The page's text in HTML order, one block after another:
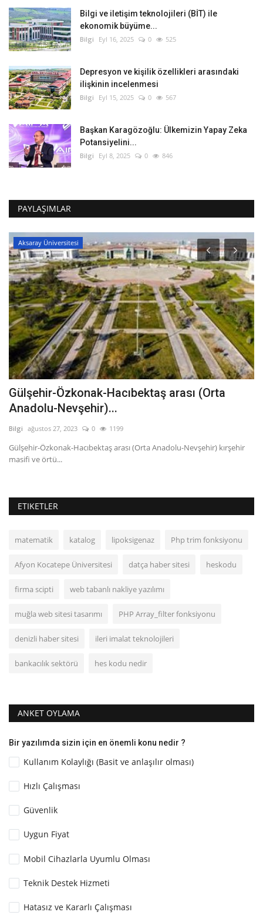
Bilgi ve iletişim teknolojileri (BİT) ile
ekonomik büyüme...
Bilgi Eyl 16, 2025 0 525
Depresyon ve kişilik özellikleri arasındaki
ilişkinin incelenmesi
Bilgi Eyl 15, 2025 0 567
Başkan Karagözoğlu: Ülkemizin Yapay Zeka
Potansiyelini...
Bilgi Eyl 8, 2025 0 846
PAYLAŞIMLAR
Aksaray Üniversitesi
Gülşehir-Özkonak-Hacıbektaş arası (Orta
Anadolu-Nevşehir)...
Bilgi ağustos 27, 2023 0 1199
Gülşehir-Özkonak-Hacıbektaş arası (Orta Anadolu-Nevşehir) kırşehir
masifi ve örtü...
ETIKETLER
matematik katalog lipoksigenaz Php trim fonksiyonu
Afyon Kocatepe Üniversitesi datça haber sitesi heskodu
firma scipti web tabanlı nakliye yazılımı
muğla web sitesi tasarımı PHP Array_filter fonksiyonu
denizli haber sitesi ileri imalat teknolojileri
bankacılık sektörü hes kodu nedir
ANKET OYLAMA
Bir yazılımda sizin için en önemli konu nedir ?
Kullanım Kolaylığı (Basit ve anlaşılır olması)
Hızlı Çalışması
Güvenlik
Uygun Fiyat
Mobil Cihazlarla Uyumlu Olması
Teknik Destek Hizmeti
Hatasız ve Kararlı Çalışması